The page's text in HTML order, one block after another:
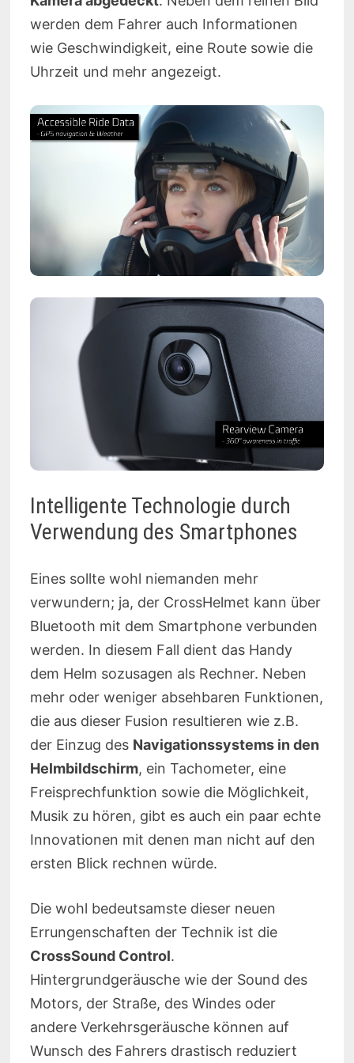
werden dem Fahrer auch Informationen
wie Geschwindigkeit, eine Route sowie die
Uhrzeit und mehr angezeigt.
Intelligente Technologie durch
Verwendung des Smartphones
Eines sollte wohl niemanden mehr
verwundern; ja, der CrossHelmet kann über
Bluetooth mit dem Smartphone verbunden
werden. In diesem Fall dient das Handy
dem Helm sozusagen als Rechner. Neben
mehr oder weniger absehbaren Funktionen,
die aus dieser Fusion resultieren wie z.B.
der Einzug des Navigationssystems in den
Helmbildschirm, ein Tachometer, eine
Freisprechfunktion sowie die Möglichkeit,
Musik zu hören, gibt es auch ein paar echte
Innovationen mit denen man nicht auf den
ersten Blick rechnen würde.
Die wohl bedeutsamste dieser neuen
Errungenschaften der Technik ist die
CrossSound Control.
Hintergrundgeräusche wie der Sound des
Motors, der Straße, des Windes oder
andere Verkehrsgeräusche können auf
Wunsch des Fahrers drastisch reduziert